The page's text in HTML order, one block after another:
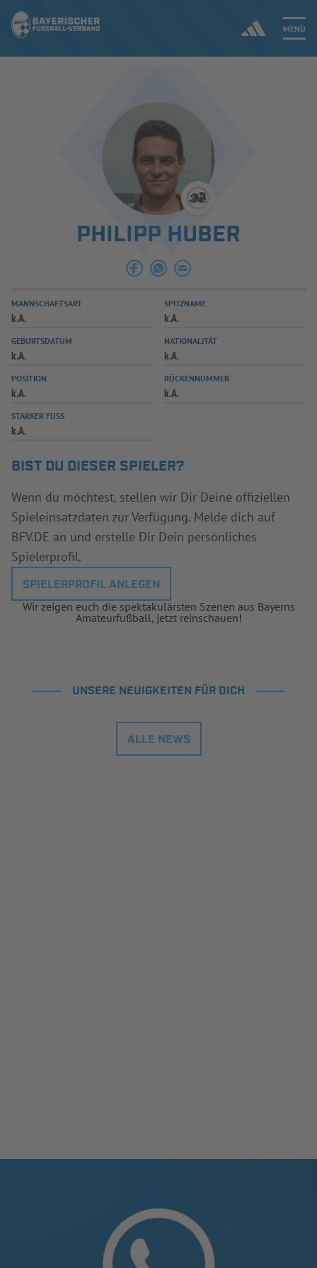
MENÜ
ERGEBNISSE & WETTBEWERBE
SPIELBETRIEB & VERBANDSLEBEN
AUSBILDUNG & FÖRDERUNG
SPIELPLUS
PHILIPP HUBER
MANNSCHAFTSART
k.A.
SPITZNAME
k.A.
GEBURTSDATUM
k.A.
NATIONALITÄT
k.A.
POSITION
k.A.
RÜCKENNUMMER
k.A.
STARKER FUSS
k.A.
BIST DU DIESER SPIELER?
Wenn du möchtest, stellen wir Dir Deine offiziellen
Spieleinsatzdaten zur Verfügung. Melde dich auf
BFV.DE an und erstelle Dir Dein persönliches
Spielerprofil.
SPIELERPROFIL ANLEGEN
Wir zeigen euch die spektakulärsten Szenen aus Bayerns
Amateurfußball, jetzt reinschauen!
UNSERE NEUIGKEITEN FÜR DICH
ALLE NEWS